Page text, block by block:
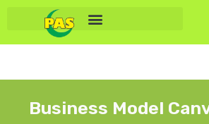
Business Model